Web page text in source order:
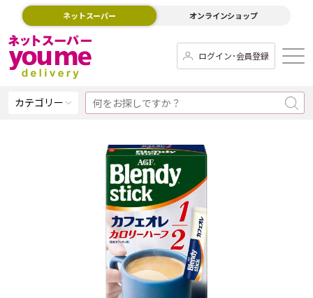
ネットスーパー オンラインショップ
ログイン･会員登録
カテゴリー